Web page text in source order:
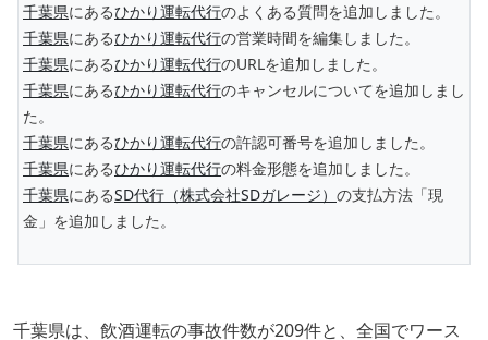
千葉県にあるひかり運転代行のよくある質問を追加しました。
千葉県にあるひかり運転代行の営業時間を編集しました。
千葉県にあるひかり運転代行のURLを追加しました。
千葉県にあるひかり運転代行のキャンセルについてを追加しまし
た。
千葉県にあるひかり運転代行の許認可番号を追加しました。
千葉県にあるひかり運転代行の料金形態を追加しました。
千葉県にあるSD代行（株式会社SDガレージ） の支払方法「現
金」を追加しました。
千葉県は、飲酒運転の事故件数が209件と、全国でワース